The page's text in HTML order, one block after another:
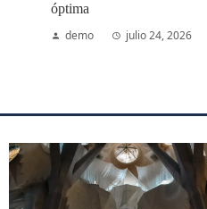
óptima
demo
julio 24, 2026